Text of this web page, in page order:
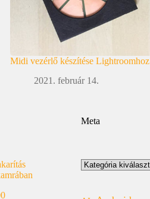
Midi vezérlő készítése Lightroomhoz
2021. február 14.
Meta
Kategóriák